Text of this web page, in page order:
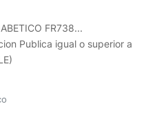
FR738...
Publica igual o superior a